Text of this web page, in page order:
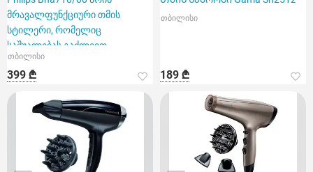
მრავალფუნქციური თმის
სტილერი, რომელიც
საშუალებას გაძლევთ
ერთდროულად გააშროთ დ
თბილისი
399 ₾
თბილისი
189 ₾